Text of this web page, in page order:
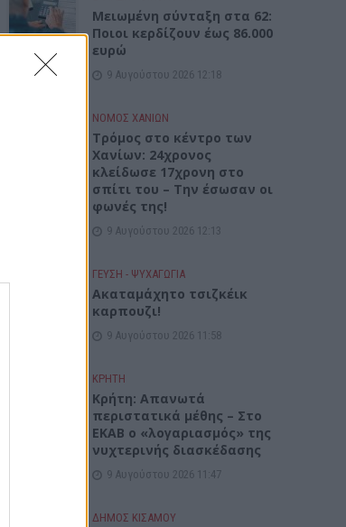
Μειωμένη σύνταξη στα 62:
Ποιοι κερδίζουν έως 86.000
ευρώ
9 Αυγούστου 2026 12:18
ΝΟΜΌΣ ΧΑΝΊΩΝ
Τρόμος στο κέντρο των
Χανίων: 24χρονος
κλείδωσε 17χρονη στο
σπίτι του – Την έσωσαν οι
φωνές της!
9 Αυγούστου 2026 12:13
ΓΕΎΣΗ - ΨΥΧΑΓΩΓΊΑ
Ακαταμάχητο τσιζκέικ
καρπουζι!
9 Αυγούστου 2026 11:58
ΚΡΗΤΗ
Κρήτη: Απανωτά
περιστατικά μέθης – Στο
ΕΚΑΒ ο «λογαριασμός» της
νυχτερινής διασκέδασης
9 Αυγούστου 2026 11:47
ΔΉΜΟΣ ΚΙΣΆΜΟΥ